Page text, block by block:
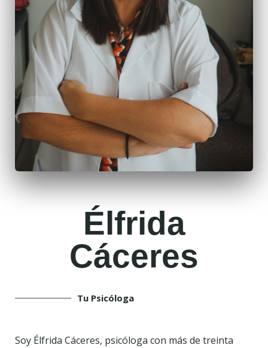
Élfrida
Cáceres
Tu Psicóloga
Soy Élfrida Cáceres, psicóloga con más de treinta